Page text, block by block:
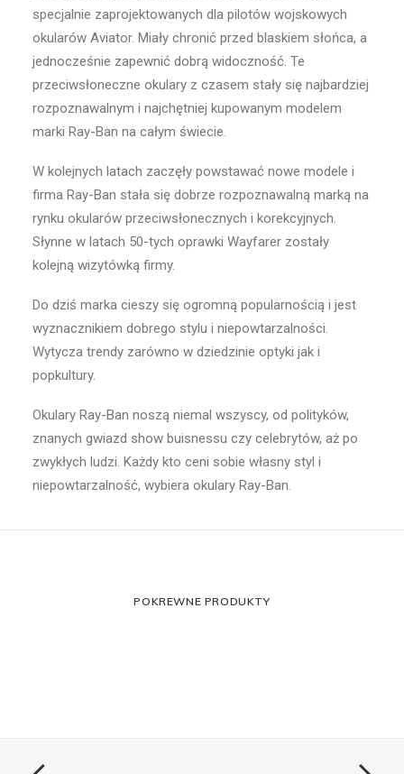
specjalnie zaprojektowanych dla pilotów wojskowych
okularów Aviator. Miały chronić przed blaskiem słońca, a
jednocześnie zapewnić dobrą widoczność. Te
przeciwsłoneczne okulary z czasem stały się najbardziej
rozpoznawalnym i najchętniej kupowanym modelem
marki Ray-Ban na całym świecie.
W kolejnych latach zaczęły powstawać nowe modele i
firma Ray-Ban stała się dobrze rozpoznawalną marką na
rynku okularów przeciwsłonecznych i korekcyjnych.
Słynne w latach 50-tych oprawki Wayfarer zostały
kolejną wizytówką firmy.
Do dziś marka cieszy się ogromną popularnością i jest
wyznacznikiem dobrego stylu i niepowtarzalności.
Wytycza trendy zarówno w dziedzinie optyki jak i
popkultury.
Okulary Ray-Ban noszą niemal wszyscy, od polityków,
znanych gwiazd show buisnessu czy celebrytów, aż po
zwykłych ludzi. Każdy kto ceni sobie własny styl i
niepowtarzalność, wybiera okulary Ray-Ban.
POKREWNE PRODUKTY